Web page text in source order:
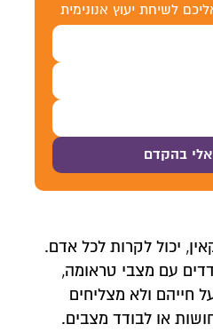
לשיחת יעוץ אנונימית
יכול לקרות לכל אדם.
עם מצבי טראומה,
חייהם ולא מצליחים
או לבודד מצבים.